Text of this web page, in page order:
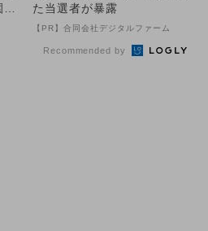
た当選者が暴露
【PR】合同会社デジタルファーム
Recommended by